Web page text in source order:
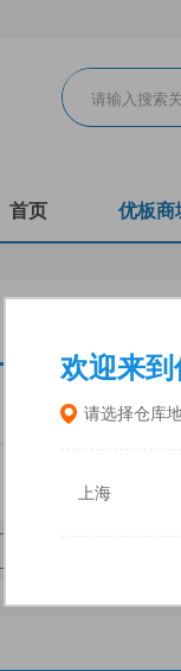
欢迎来到
请选择仓库
上海
首页 优板商
家具 门板
中福